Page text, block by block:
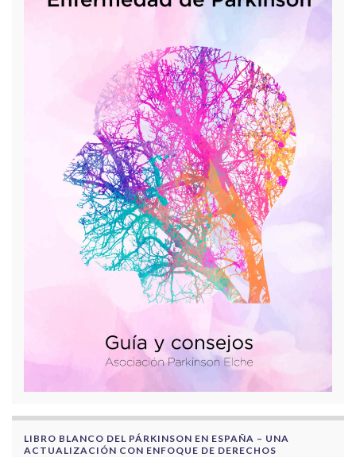
LIBRO BLANCO DEL PÁRKINSON EN ESPAÑA – UNA
ACTUALIZACIÓN CON ENFOQUE DE DERECHOS